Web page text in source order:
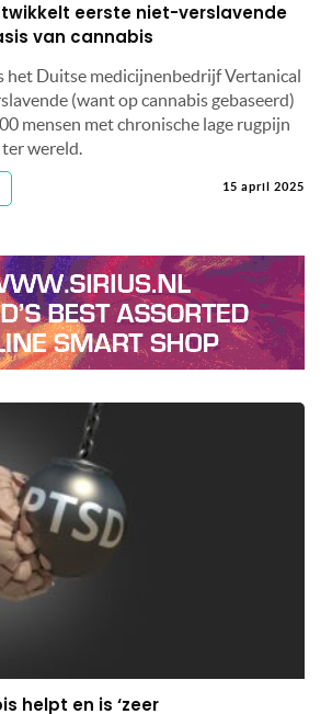
eerste niet-verslavende
van cannabis
het Duitse medicijnenbedrijf Vertanical
(want op cannabis gebaseerd)
mensen met chronische lage rugpijn
wereld.
15 april 2025
helpt en is ‘zeer